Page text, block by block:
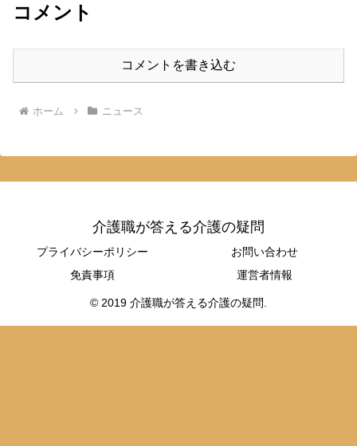
コメント
コメントを書き込む
ホーム ニュース
介護職が答える介護の疑問
プライバシーポリシー
お問い合わせ
免責事項
運営者情報
© 2019 介護職が答える介護の疑問.